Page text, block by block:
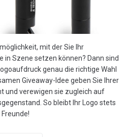
mit der Sie Ihr
in Szene setzen können? Dann sind
genau die richtige Wahl
Giveaway-Idee geben Sie Ihrer
und verewigen sie zugleich auf
So bleibt Ihr Logo stets